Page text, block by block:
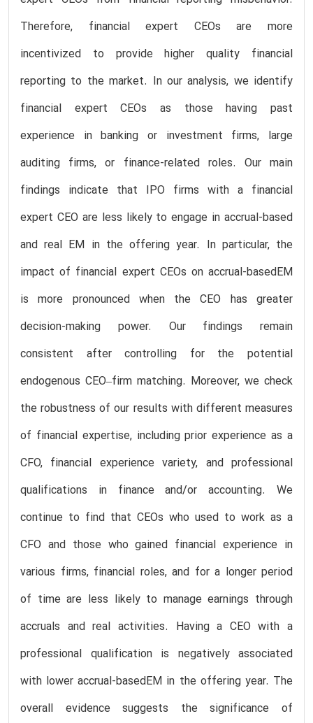
Therefore, financial expert CEOs are more
incentivized to provide higher quality financial
reporting to the market. In our analysis, we identify
financial expert CEOs as those having past
experience in banking or investment firms, large
auditing firms, or finance-related roles. Our main
findings indicate that IPO firms with a financial
expert CEO are less likely to engage in accrual-based
and real EM in the offering year. In particular, the
impact of financial expert CEOs on accrual-basedEM
is more pronounced when the CEO has greater
decision-making power. Our findings remain
consistent after controlling for the potential
endogenous CEO–firm matching. Moreover, we check
the robustness of our results with different measures
of financial expertise, including prior experience as a
CFO, financial experience variety, and professional
qualifications in finance and/or accounting. We
continue to find that CEOs who used to work as a
CFO and those who gained financial experience in
various firms, financial roles, and for a longer period
of time are less likely to manage earnings through
accruals and real activities. Having a CEO with a
professional qualification is negatively associated
with lower accrual-basedEM in the offering year. The
overall evidence suggests the significance of